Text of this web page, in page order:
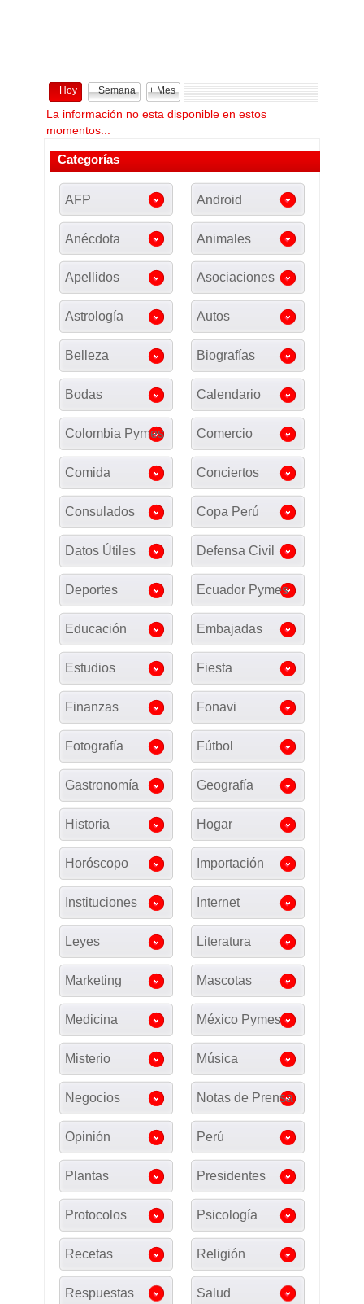
+ Hoy + Semana + Mes
La información no esta disponible en estos
momentos...
Categorías
AFP Android
Anécdota Animales
Apellidos Asociaciones
Astrología Autos
Belleza Biografías
Bodas Calendario
Colombia Pymes Comercio
Comida Conciertos
Consulados Copa Perú
Datos Útiles Defensa Civil
Deportes Ecuador Pymes
Educación Embajadas
Estudios Fiesta
Finanzas Fonavi
Fotografía Fútbol
Gastronomía Geografía
Historia Hogar
Horóscopo Importación
Instituciones Internet
Leyes Literatura
Marketing Mascotas
Medicina México Pymes
Misterio Música
Negocios Notas de Prensa
Opinión Perú
Plantas Presidentes
Protocolos Psicología
Recetas Religión
Respuestas Salud